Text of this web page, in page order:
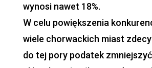
wynosi nawet 18%.
W celu powiększenia
wiele chorwackich miast
do tej pory podatek